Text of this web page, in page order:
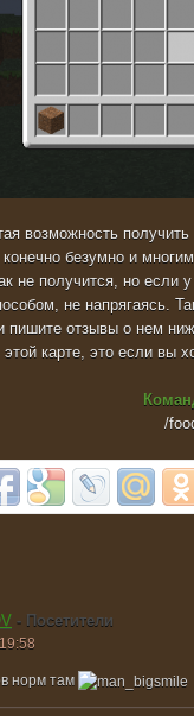
возможность
безумно и
не получится, но если
не напрягаясь.
пишите отзывы о нем
этой карте, это если вы
/
- Посетители
норм там